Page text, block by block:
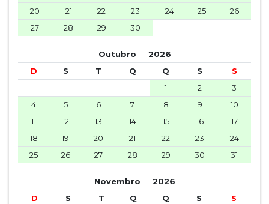
20
21 22 23 24 25
26
27
28 29 30
Outubro 2026
D
S T Q Q S
S
1
2
3
4
5 6 7 8 9
10
11
12 13 14 15 16
17
18
19 20 21 22 23
24
25
26 27 28 29 30 31
Novembro 2026
D
S T Q Q S
S